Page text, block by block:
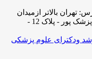
تهران بالاتر ازمیدان
ولیعصر -بعد از تقاطع زرتشت - خیابان پزشک پور - پلاک 12 -